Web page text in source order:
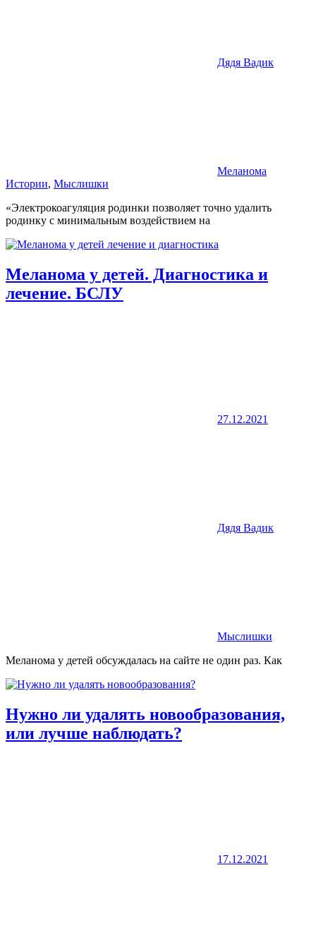
Дядя Вадик
Меланома
Истории, Мыслишки
«Электрокоагуляция родинки позволяет точно удалить
родинку с минимальным воздействием на
Меланома у детей. Диагностика и
лечение. БСЛУ
27.12.2021
Дядя Вадик
Мыслишки
Меланома у детей обсуждалась на сайте не один раз. Как
Нужно ли удалять новообразования,
или лучше наблюдать?
17.12.2021